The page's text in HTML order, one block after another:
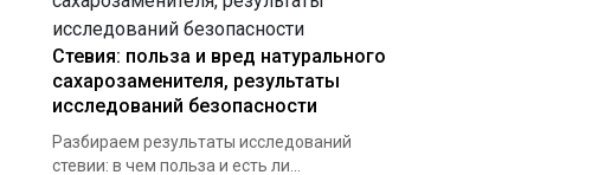
Стевия: польза и вред натурального
сахарозаменителя, результаты
исследований безопасности
Разбираем результаты исследований
стевии: в чем польза и есть ли...